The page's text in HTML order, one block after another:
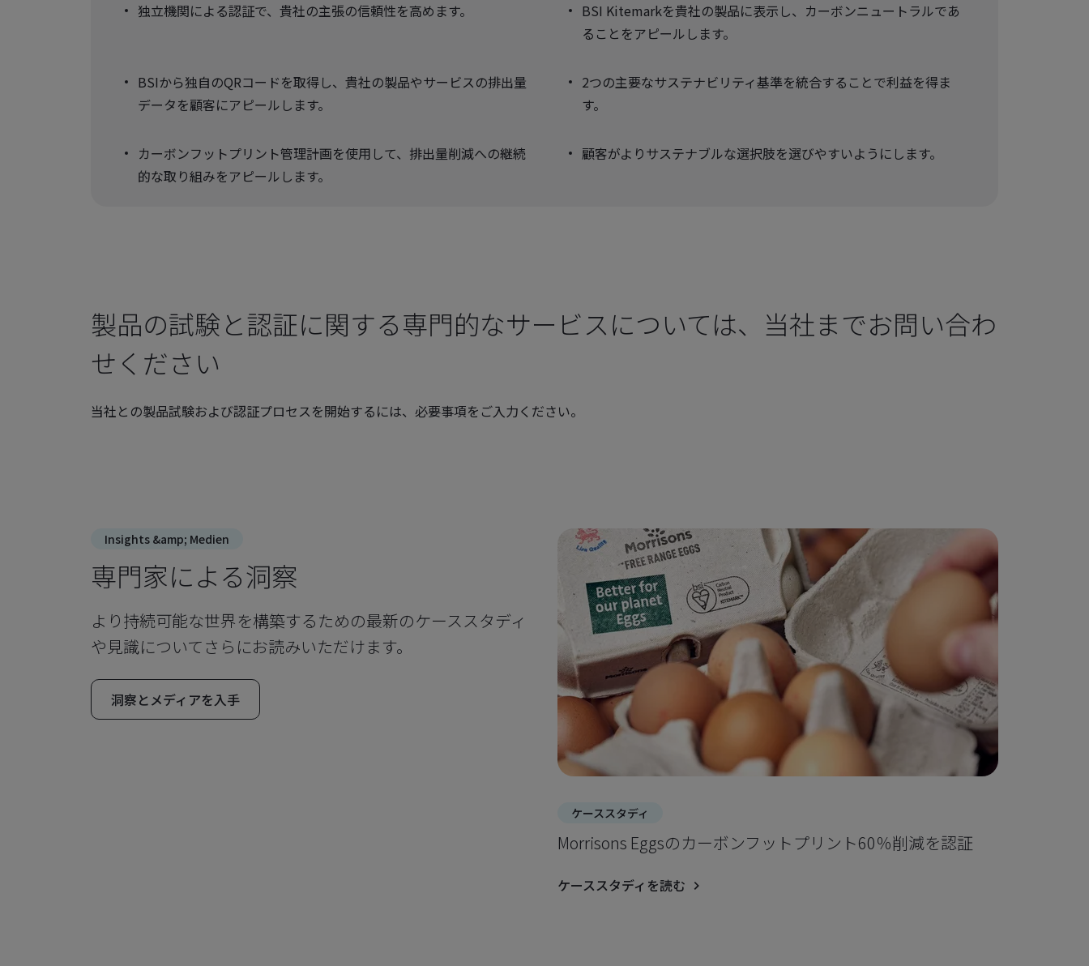
独立機関による認証で、貴社の主張の信頼性を高めます。
BSI Kitemarkを貴社の製品に表示し、カーボンニュートラルであ
ることをアピールします。
BSIから独自のQRコードを取得し、貴社の製品やサービスの排出量
データを顧客にアピールします。
2つの主要なサステナビリティ基準を統合することで利益を得ま
す。
カーボンフットプリント管理計画を使用して、排出量削減への継続
的な取り組みをアピールします。
顧客がよりサステナブルな選択肢を選びやすいようにします。
製品の試験と認証に関する専門的なサービスについては、当社までお問い合わ
せください
当社との製品試験および認証プロセスを開始するには、必要事項をご入力ください。
Insights &amp; Medien
専門家による洞察
より持続可能な世界を構築するための最新のケーススタディ
や見識についてさらにお読みいただけます。
洞察とメディアを入手
ケーススタディ
Morrisons Eggsのカーボンフットプリント60％削減を認証
ケーススタディを読む